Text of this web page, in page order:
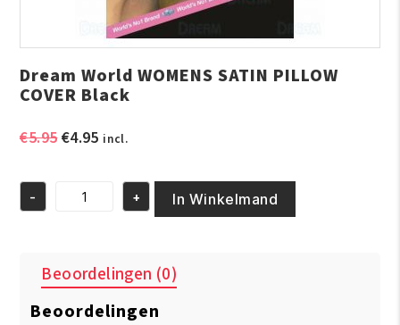
Dream World WOMENS SATIN PILLOW
COVER Black
€5.95Oorspronkelijke
€5.95.
€4.95Huidige
€4.95.
incl.
Dream
PILLOW
COVER
Black
- + In Winkelmand
Beoordelingen (0)
Beoordelingen